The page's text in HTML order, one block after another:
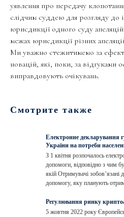
уявлення про передачу
слідчим суддею для розгляду до
юрисдикції одного суду
межах юрисдикції різних
Ми уважно стежитимемо за
новацій, які, поки, за відгуками
виправдовують очікувань.
Смотрите также
Електронне декларування
України на потреби
З 1 квітня розпочалось
допомоги, відповідно з чим
якій Отримувачі зобов’язані
допомогу, яку планують
Регулювання ринку
5 жовтня 2022 року